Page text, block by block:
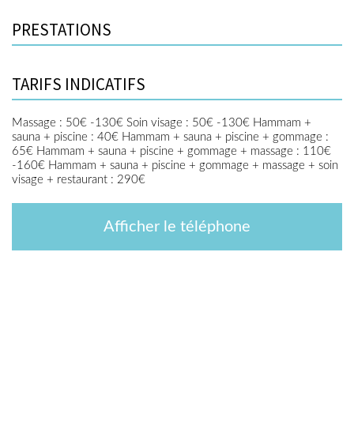
PRESTATIONS
TARIFS INDICATIFS
Massage : 50€ -130€ Soin visage : 50€ -130€ Hammam +
sauna + piscine : 40€ Hammam + sauna + piscine + gommage :
65€ Hammam + sauna + piscine + gommage + massage : 110€
-160€ Hammam + sauna + piscine + gommage + massage + soin
visage + restaurant : 290€
Afficher le téléphone